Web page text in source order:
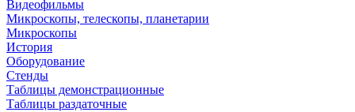
Видеофильмы
Микроскопы, телескопы, планетарии
Микроскопы
История
Оборудование
Стенды
Таблицы демонстрационные
Таблицы раздаточные